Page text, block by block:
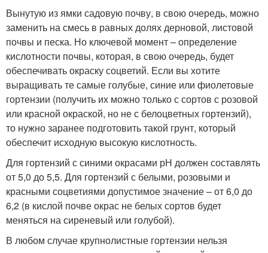
Вынутую из ямки садовую почву, в свою очередь, можно
заменить на смесь в равных долях дерновой, листовой
почвы и песка. Но ключевой момент – определение
кислотности почвы, которая, в свою очередь, будет
обеспечивать окраску соцветий. Если вы хотите
выращивать те самые голубые, синие или фиолетовые
гортензии (получить их можно только с сортов с розовой
или красной окраской, но не с белоцветных гортензий),
то нужно заранее подготовить такой грунт, который
обеспечит исходную высокую кислотность.
Для гортензий с синими окрасами рН должен составлять
от 5,0 до 5,5. Для гортензий с белыми, розовыми и
красными соцветиями допустимое значение – от 6,0 до
6,2 (в кислой почве окрас не белых сортов будет
меняться на сиреневый или голубой).
В любом случае крупнолистные гортензии нельзя